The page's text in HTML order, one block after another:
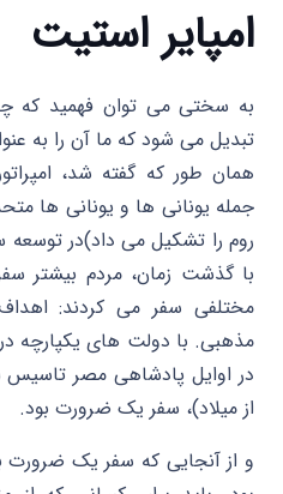
امپایر استیت
به سختی می توان فهمید که
تبدیل می شود که ما آن را به
همان طور که گفته شد،
جمله یونانی ها و یونانی ها
روم را تشکیل می داد)در توسعه
با گذشت زمان، مردم بیشتر
مختلفی سفر می کردند:
مذهبی. با دولت های یکپارچه
از میلاد)، سفر یک ضرورت بود.
و از آنجایی که سفر یک ضرورت